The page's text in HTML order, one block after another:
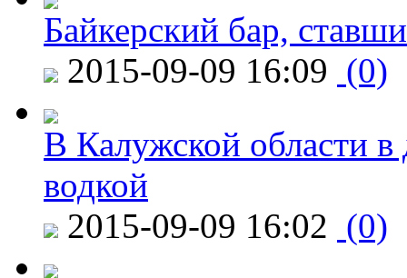
Байкерский бар,
2015-09-09 16:09 (0)
В Калужской области в
водкой
2015-09-09 16:02 (0)